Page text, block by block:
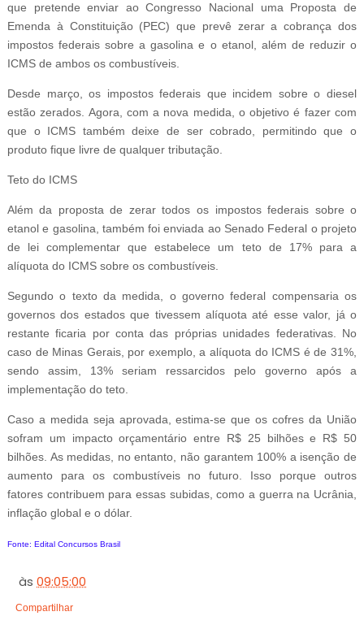
que pretende enviar ao Congresso Nacional uma Proposta de
Emenda à Constituição (PEC) que prevê zerar a cobrança dos
impostos federais sobre a gasolina e o etanol, além de reduzir o
ICMS de ambos os combustíveis.
Desde março, os impostos federais que incidem sobre o diesel
estão zerados. Agora, com a nova medida, o objetivo é fazer com
que o ICMS também deixe de ser cobrado, permitindo que o
produto fique livre de qualquer tributação.
Teto do ICMS
Além da proposta de zerar todos os impostos federais sobre o
etanol e gasolina, também foi enviada ao Senado Federal o projeto
de lei complementar que estabelece um teto de 17% para a
alíquota do ICMS sobre os combustíveis.
Segundo o texto da medida, o governo federal compensaria os
governos dos estados que tivessem alíquota até esse valor, já o
restante ficaria por conta das próprias unidades federativas. No
caso de Minas Gerais, por exemplo, a alíquota do ICMS é de 31%,
sendo assim, 13% seriam ressarcidos pelo governo após a
implementação do teto.
Caso a medida seja aprovada, estima-se que os cofres da União
sofram um impacto orçamentário entre R$ 25 bilhões e R$ 50
bilhões. As medidas, no entanto, não garantem 100% a isenção de
aumento para os combustíveis no futuro. Isso porque outros
fatores contribuem para essas subidas, como a guerra na Ucrânia,
inflação global e o dólar.
Fonte: Edital Concursos Brasil
às09:05:00
Compartilhar